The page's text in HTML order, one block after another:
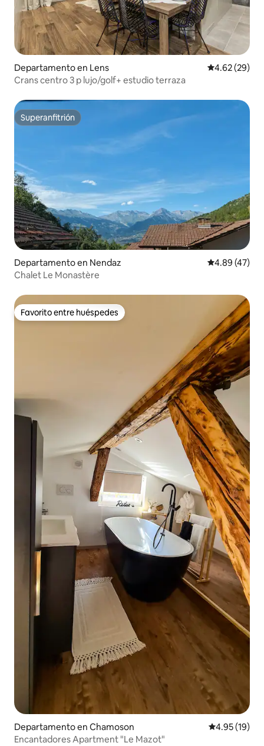
Departamento en Lens Calificación
4.62 (29)
Crans centro 3 p lujo/golf+ estudio terraza
Superanfitrión
Superanfitrión
Departamento en Nendaz Calificación
4.89 (47)
Chalet Le Monastère
Favorito entre huéspedes
Favorito entre huéspedes
Departamento en Chamoson Calificación
4.95 (19)
Encantadores Apartment "Le Mazot"